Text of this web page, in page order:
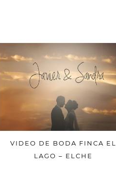
VIDEO DE BODA FINCA EL
LAGO – ELCHE